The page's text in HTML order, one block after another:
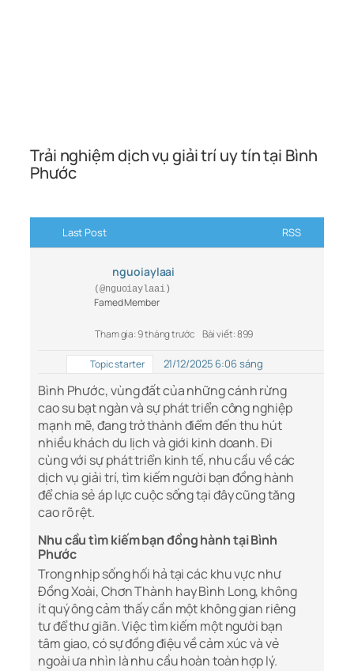
Trải nghiệm dịch vụ giải trí uy tín tại Bình
Phước
Last Post RSS
nguoiaylaai
(@nguoiaylaai)
Famed Member
Tham gia: 9 tháng trước Bài viết: 899
Topic starter 21/12/2025 6:06 sáng
Bình Phước, vùng đất của những cánh rừng
cao su bạt ngàn và sự phát triển công nghiệp
mạnh mẽ, đang trở thành điểm đến thu hút
nhiều khách du lịch và giới kinh doanh. Đi
cùng với sự phát triển kinh tế, nhu cầu về các
dịch vụ giải trí, tìm kiếm người bạn đồng hành
để chia sẻ áp lực cuộc sống tại đây cũng tăng
cao rõ rệt.
Nhu cầu tìm kiếm bạn đồng hành tại Bình
Phước
Trong nhịp sống hối hả tại các khu vực như
Đồng Xoài, Chơn Thành hay Bình Long, không
ít quý ông cảm thấy cần một không gian riêng
tư để thư giãn. Việc tìm kiếm một người bạn
tâm giao, có sự đồng điệu về cảm xúc và vẻ
ngoài ưa nhìn là nhu cầu hoàn toàn hợp lý.